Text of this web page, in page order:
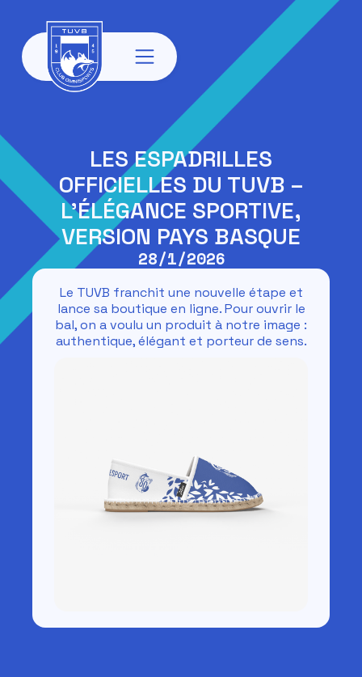
LES ESPADRILLES
OFFICIELLES DU TUVB –
L’ÉLÉGANCE SPORTIVE,
VERSION PAYS BASQUE
28/1/2026
Le TUVB franchit une nouvelle étape et
lance sa boutique en ligne. Pour ouvrir le
bal, on a voulu un produit à notre image :
authentique, élégant et porteur de sens.